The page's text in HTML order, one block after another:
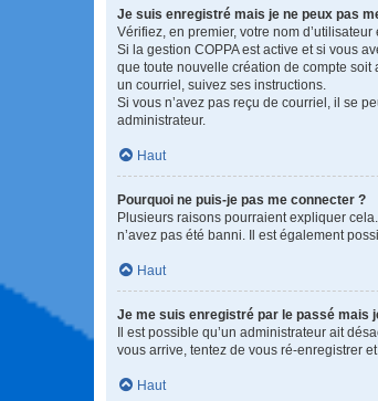
Je suis enregistré mais je ne peux pas
Vérifiez, en premier, votre nom
Si la gestion COPPA est active et si vous
que toute nouvelle création de compte soit
un courriel, suivez ses instructions.
Si vous n’avez pas reçu de courriel, il se
administrateur.
Haut
Pourquoi ne puis-je pas me connecter ?
Plusieurs raisons pourraient expliquer
n’avez pas été banni. Il est également
Haut
Je me suis enregistré par le passé mais
Il est possible qu’un administrateur ait
vous arrive, tentez de vous ré-enregistrer
Haut